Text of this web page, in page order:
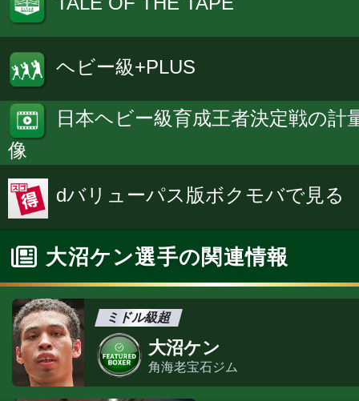
ヘビー級+PLUS
日本ヘビー級育成王者決定戦の計
像
dバリューパス版ボクモバで見る
大沼ケン選手の関連情報
ミドル級超
大沼ケン
角海老宝石ジム